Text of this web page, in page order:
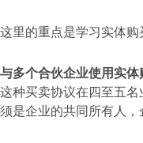
这里的重点是学习实体购
与多个合伙企业使用实体
这种买卖协议在四至五
须是企业的共同所有人